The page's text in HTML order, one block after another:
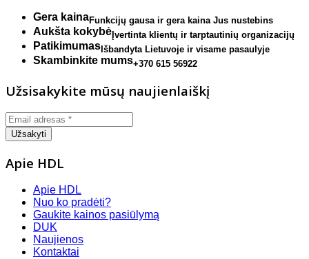
Gera kainaFunkcijų gausa ir gera kaina Jus nustebins
Aukšta kokybė Įvertinta klientų ir tarptautinių organizacijų
Patikimumas Išbandyta Lietuvoje ir visame pasaulyje
Skambinkite mums+370 615 56922
Užsisakykite mūsų naujienlaiškį
Apie HDL
Apie HDL
Nuo ko pradėti?
Gaukite kainos pasiūlymą
DUK
Naujienos
Kontaktai